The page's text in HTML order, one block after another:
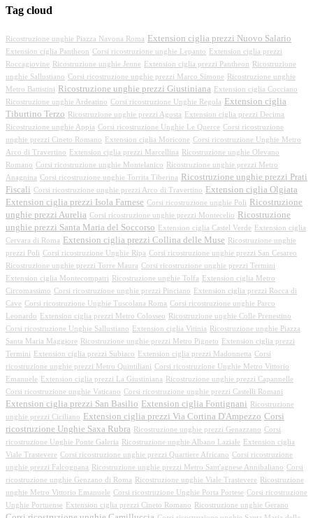
Tag cloud
Ricostruzione unghie Piazza Navona Roma Extension ciglia prezzi Nuovo Salario
Extension ciglia Pantheon Corsi ricostruzione unghie Lepanto
Extension ciglia prezzi
Roccagiovine
Ricostruzione unghie Jenne Extension ciglia prezzi Pantheon
Ricostruzione
unghie Sallustiano Corsi ricostruzione unghie prezzi Marco Simone
Ricostruzione unghie
Metro Battistini
Ricostruzione unghie prezzi Giustiniana
Extension ciglia Cocciano
Ricostruzione unghie Ardeatino Corsi ricostruzione Unghie Regola
Extension ciglia
Tiburtino Terzo
Ricostruzione unghie prezzi Agosta
Extension ciglia prezzi Decima
Ricostruzione unghie Appia Corsi ricostruzione Unghie Le Querce Corsi ricostruzione
unghie prezzi Cineto Romano
Extension ciglia Moricone Corsi ricostruzione Unghie Metro
Arco di Travertino
Extension ciglia prezzi Marcellina
Ricostruzione unghie Olevano
Romano Corsi ricostruzione unghie Montelanico
Ricostruzione unghie prezzi Metro
Anagnina Corsi ricostruzione unghie Torrita Tiberina
Ricostruzione unghie prezzi Prati
Fiscali Corsi ricostruzione unghie prezzi Arco di Travertino
Extension ciglia Olgiata
Extension ciglia prezzi Isola Farnese Corsi ricostruzione unghie Poli
Ricostruzione
unghie prezzi Aurelia Corsi ricostruzione unghie prezzi Montecelio
Ricostruzione
unghie prezzi Santa Maria del Soccorso
Extension ciglia Castel Verde
Extension ciglia
Cervara di Roma
Extension ciglia prezzi Collina delle Muse
Ricostruzione unghie
prezzi Poli Corsi ricostruzione Unghie Ripa Corsi ricostruzione unghie prezzi San Cesareo
Ricostruzione unghie prezzi Torre Maura Corsi ricostruzione unghie prezzi Termini
Extension ciglia Montecompatri
Ricostruzione unghie Tolfa
Extension ciglia Metro
Circomassimo Corsi ricostruzione unghie prezzi Pinciano
Extension ciglia prezzi Rocca di
Cave Corsi ricostruzione Unghie Tuscolana Roma Corsi ricostruzione unghie Parco
Leonardo
Extension ciglia prezzi Metro Colosseo
Ricostruzione unghie Colle Prenestino
Corsi ricostruzione Unghie Sallustiano
Extension ciglia Vitinia
Ricostruzione unghie Piazza
Santa Maria Maggiore
Ricostruzione unghie prezzi Metro Pigneto
Extension ciglia prezzi
Termini
Extension ciglia prezzi Subiaco Extension ciglia prezzi Madonnetta Corsi
ricostruzione unghie prezzi Metro Quintiliani Corsi ricostruzione Unghie Metro Vittorio
Emanuele
Extension ciglia prezzi La Giustiniana
Ricostruzione unghie prezzi Capannelle
Corsi ricostruzione unghie Vaticano Corsi ricostruzione unghie prezzi Castelli Romani
Extension ciglia prezzi San Basilio Extension ciglia Fontignani
Ricostruzione
unghie prezzi Ciciliano
Extension ciglia prezzi Via Cortina D'Ampezzo Corsi
ricostruzione Unghie Saxa Rubra
Ricostruzione unghie prezzi Genazzano Corsi
ricostruzione Unghie Ponte Galeria
Ricostruzione unghie Albano Laziale
Extension ciglia
Viale Trastevere Corsi ricostruzione unghie prezzi Quartiere Africano Corsi ricostruzione
unghie prezzi Falcognana
Ricostruzione unghie prezzi Metro Sant'agnese Annibaliano Corsi
ricostruzione unghie Genzano di Roma
Ricostruzione unghie Viale Trastevere
Ricostruzione
unghie Metro Vittorio Emanuele Corsi ricostruzione Unghie Porta Portese Corsi ricostruzione
Unghie Portuense
Extension ciglia prezzi Cineto Romano Ricostruzione unghie Gerano